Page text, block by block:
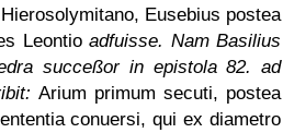
Eusebius postea
Leontioadfuisse. Nam Basilius
succeßor in epistola 82. ad
Arium primum secuti, postea
conuersi, qui ex diametro